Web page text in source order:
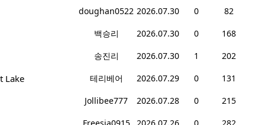
doughan0522 2026.07.30 0
82
백승리
2026.07.30 0
168
송진리
2026.07.30 1 202
Lake 테리베어 2026.07.29 0
131
Jollibee777
2026.07.28 0
215